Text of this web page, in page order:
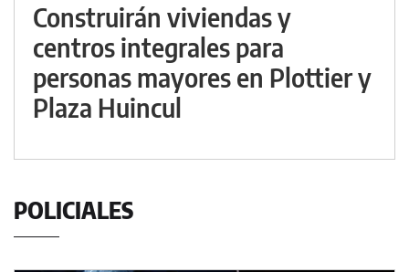
Construirán viviendas y
centros integrales para
personas mayores en Plottier y
Plaza Huincul
POLICIALES